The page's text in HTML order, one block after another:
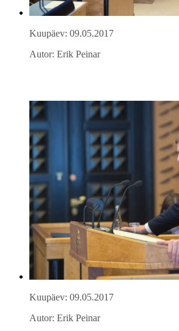
Kuupäev: 09.05.2017
Autor: Erik Peinar
Kuupäev: 09.05.2017
Autor: Erik Peinar